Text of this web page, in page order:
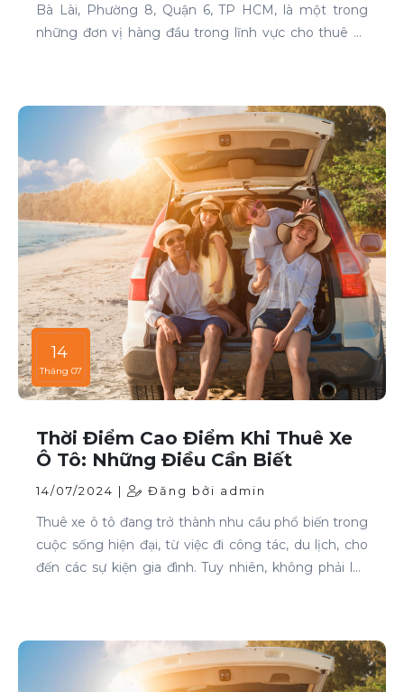
Bà Lài, Phường 8, Quận 6, TP HCM, là một trong
những đơn vị hàng đầu trong lĩnh vực cho thuê xe
14
Tháng 07
Thời Điểm Cao Điểm Khi Thuê Xe
Ô Tô: Những Điều Cần Biết
14/07/2024 | Đăng bởi admin
Thuê xe ô tô đang trở thành nhu cầu phổ biến trong
cuộc sống hiện đại, từ việc đi công tác, du lịch, cho
đến các sự kiện gia đình. Tuy nhiên, không phải lúc
cao điểm khi thuê xe ô tô và những lưu ý để thuê xe
một cách thông minh và tiết kiệm.